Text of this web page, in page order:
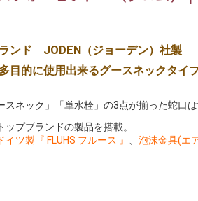
ンド JODEN（ジョーデン）社製
目的に使用出来るグースネックタイ
スネック」「単水栓」の3点が揃った蛇口
プブランドの製品を搭載。
ツ製『 FLUHS フルース 』
泡沫金具(エ